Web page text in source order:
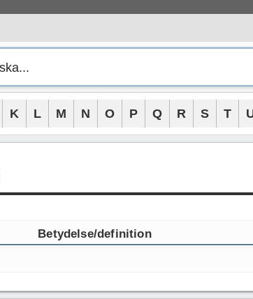
K L M N O P Q R S T
Betydelse/definition